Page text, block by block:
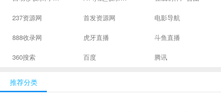
237资源网 首发资源网 电影导航
888收录网 虎牙直播 斗鱼直播
360搜索 百度 腾讯
推荐分类